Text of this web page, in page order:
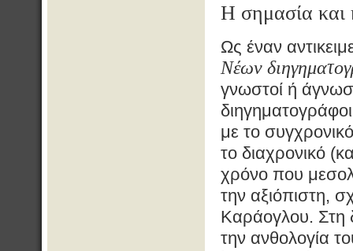
Η σημασία και
Ως έναν
Νέων
γνωστοί ή
με το
το διαχρονικό
χρόνο που
την αξιόπιστη,
Καράογλου. Στη
την ανθολογία